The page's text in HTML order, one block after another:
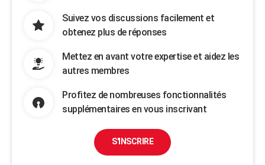
Suivez vos discussions facilement et
obtenez plus de réponses
Mettez en avant votre expertise et aidez les
autres membres
Profitez de nombreuses fonctionnalités
supplémentaires en vous inscrivant
S'INSCRIRE